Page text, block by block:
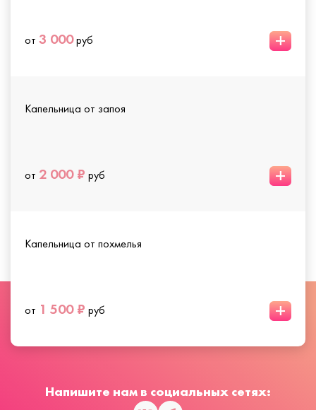
от 3 000руб +
Капельница от запоя
от 2 000 ₽ руб +
Капельница от похмелья
от 1 500 ₽ руб +
Напишите нам в социальных сетях: